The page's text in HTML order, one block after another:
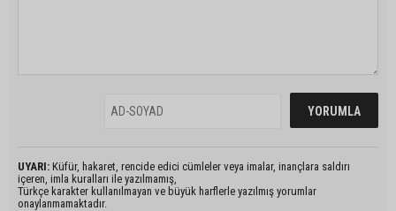
UYARI: Küfür, hakaret, rencide edici cümleler veya imalar, inançlara saldırı
içeren, imla kuralları ile yazılmamış,
Türkçe karakter kullanılmayan ve büyük harflerle yazılmış yorumlar
onaylanmamaktadır.